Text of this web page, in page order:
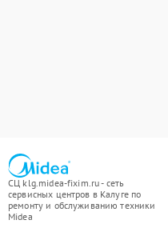
СЦ klg.midea-fixim.ru - сеть
сервисных центров в Калуге по
ремонту и обслуживанию техники
Midea